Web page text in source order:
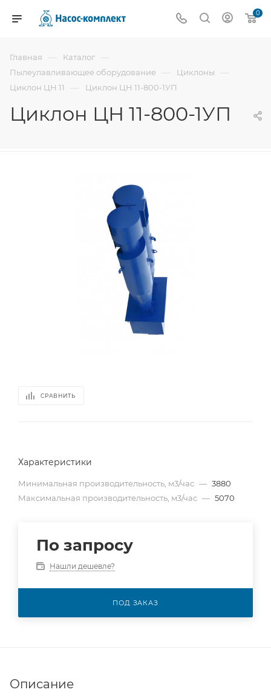
0
Главная — Каталог —
Пылеулавливающее оборудование — Циклоны —
Циклон ЦН 11 — Циклон ЦН 11-800-1УП
Циклон ЦН 11-800-1УП
СРАВНИТЬ
Характеристики
Минимальная производительность, м3/час — 3880
Максимальная производительность, м3/час — 5070
По запросу
Нашли дешевле?
ПОД ЗАКАЗ
Описание